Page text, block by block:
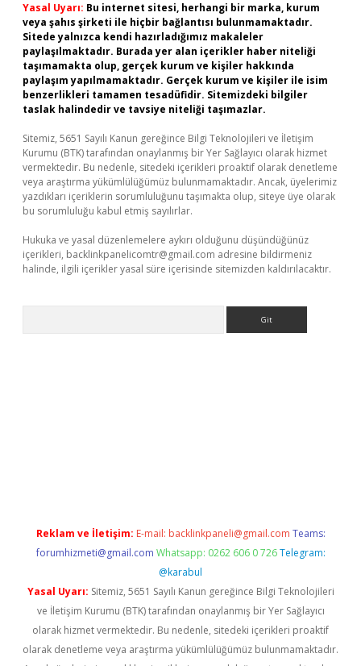
Yasal Uyarı: Bu internet sitesi, herhangi bir marka, kurum
veya şahıs şirketi ile hiçbir bağlantısı bulunmamaktadır.
Sitede yalnızca kendi hazırladığımız makaleler
paylaşılmaktadır. Burada yer alan içerikler haber niteliği
taşımamakta olup, gerçek kurum ve kişiler hakkında
paylaşım yapılmamaktadır. Gerçek kurum ve kişiler ile isim
benzerlikleri tamamen tesadüfidir. Sitemizdeki bilgiler
taslak halindedir ve tavsiye niteliği taşımazlar.
Sitemiz, 5651 Sayılı Kanun gereğince Bilgi Teknolojileri ve İletişim
Kurumu (BTK) tarafından onaylanmış bir Yer Sağlayıcı olarak hizmet
vermektedir. Bu nedenle, sitedeki içerikleri proaktif olarak denetleme
veya araştırma yükümlülüğümüz bulunmamaktadır. Ancak, üyelerimiz
yazdıkları içeriklerin sorumluluğunu taşımakta olup, siteye üye olarak
bu sorumluluğu kabul etmiş sayılırlar.
Hukuka ve yasal düzenlemelere aykırı olduğunu düşündüğünüz
içerikleri, backlinkpanelicomtr@gmail.com adresine bildirmeniz
halinde, ilgili içerikler yasal süre içerisinde sitemizden kaldırılacaktır.
Reklam ve İletişim: E-mail: backlinkpaneli@gmail.com Teams:
forumhizmeti@gmail.com Whatsapp: 0262 606 0 726 Telegram:
@karabul
Yasal Uyarı: Sitemiz, 5651 Sayılı Kanun gereğince Bilgi Teknolojileri
ve İletişim Kurumu (BTK) tarafından onaylanmış bir Yer Sağlayıcı
olarak hizmet vermektedir. Bu nedenle, sitedeki içerikleri proaktif
olarak denetleme veya araştırma yükümlülüğümüz bulunmamaktadır.